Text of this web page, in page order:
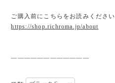
ご購入前にこちらをお読みください
https://shop.richroma.jp/about
————————————